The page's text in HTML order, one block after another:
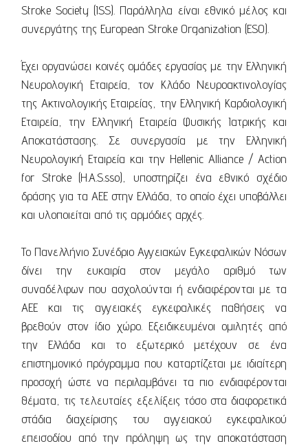
Stroke Society (ISS). Παράλληλα είναι εθνικό μέλος και
συνεργάτης της European Stroke Organization (ESO).
Έχει οργανώσει κοινές ομάδες εργασίας με την Ελληνική
Νευρολογική Εταιρεία, τον Κλάδο Νευροακτινολογίας
της Ακτινολογικής Εταιρείας, την Ελληνική Καρδιολογική
Εταιρεία, την Ελληνική Εταιρεία Φυσικής Ιατρικής και
Αποκατάστασης. Σε συνεργασία με την Ελληνική
Νευρολογική Εταιρεία και την Hellenic Alliance / Action
for Stroke (H.A.S.sso), υποστηρίζει ένα εθνικό σχέδιο
δράσης για τα ΑΕΕ στην Ελλάδα, το οποίο έχει υποβάλλει
και υλοποιείται από τις αρμόδιες αρχές.
Το Πανελλήνιο Συνέδριο Αγγειακών Εγκεφαλικών Νόσων
δίνει την ευκαιρία στον μεγάλο αριθμό των
συναδέλφων που ασχολούνται ή ενδιαφέρονται με τα
ΑΕΕ και τις αγγειακές εγκεφαλικές παθήσεις να
βρεθούν στον ίδιο χώρο. Εξειδικευμένοι ομιλητές από
την Ελλάδα και το εξωτερικό μετέχουν σε ένα
επιστημονικό πρόγραμμα που καταρτίζεται με ιδιαίτερη
προσοχή ώστε να περιλαμβάνει τα πιο ενδιαφέρονται
θέματα, τις τελευταίες εξελίξεις τόσο στα διαφορετικά
στάδια διαχείρισης του αγγειακού εγκεφαλικού
επεισοδίου από την πρόληψη ως την αποκατάσταση